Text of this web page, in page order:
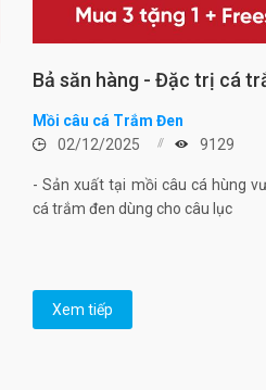
Bả săn hàng - Đặc trị cá
Mồi câu cá Trắm Đen
02/12/2025
9129
- Sản xuất tại mồi câu cá hùng
cá trắm đen dùng cho câu lục
Xem tiếp